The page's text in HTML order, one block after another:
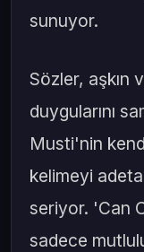
sunuyor.
Sözler, aşkın
duygularını
Musti'nin
kelimeyi
seriyor. 'Can
sadece